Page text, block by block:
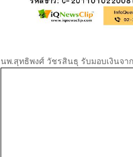
นพ.สุทธิพงศ์ วัชรสินธุ รับมอบเงินจา